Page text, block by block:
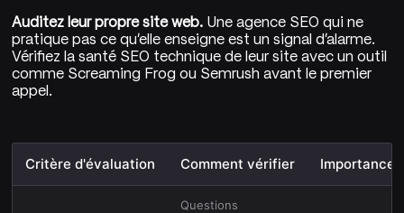
Auditez leur propre site web. Une agence SEO qui ne
pratique pas ce qu'elle enseigne est un signal d'alarme.
Vérifiez la santé SEO technique de leur site avec un outil
comme Screaming Frog ou Semrush avant le premier
appel.
Critère d'évaluation Comment vérifier Importance
Questions